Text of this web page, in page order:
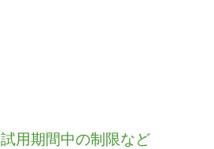
用期間中の制限など